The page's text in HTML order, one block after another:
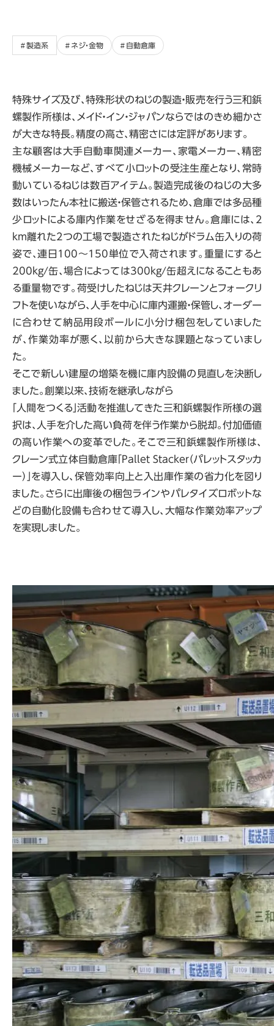
製造系 ネジ・金物 自動倉庫
特殊サイズ及び、特殊形状のねじの製造・販売を行う三和鋲
螺製作所様は、メイド・イン・ジャパンならではのきめ細かさ
が大きな特長。精度の高さ、精密さには定評があります。
主な顧客は大手自動車関連メーカー、家電メーカー、精密
機械メーカーなど、すべて小ロットの受注生産となり、常時
動いているねじは数百アイテム。製造完成後のねじの大多
数はいったん本社に搬送・保管されるため、倉庫では多品種
少ロットによる庫内作業をせざるを得ません。倉庫には、２
km離れた２つの工場で製造されたねじがドラム缶入りの荷
姿で、連日100～150単位で入荷されます。重量にすると
200kg/缶、場合によっては300kg/缶超えになることもあ
る重量物です。荷受けしたねじは天井クレーンとフォークリ
フトを使いながら、人手を中心に庫内運搬・保管し、オーダー
に合わせて納品用段ボールに小分け梱包をしていました
が、作業効率が悪く、以前から大きな課題となっていまし
た。
そこで新しい建屋の増築を機に庫内設備の見直しを決断し
ました。創業以来、技術を継承しながら
「人間をつくる」活動を推進してきた三和鋲螺製作所様の選
択は、人手を介した高い負荷を伴う作業から脱却。付加価値
の高い作業への変革でした。そこで三和鋲螺製作所様は、
クレーン式立体自動倉庫「Pallet Stacker（パレットスタッカ
ー）」を導入し、保管効率向上と入出庫作業の省力化を図り
ました。さらに出庫後の梱包ラインやパレタイズロボットな
どの自動化設備も合わせて導入し、大幅な作業効率アップ
を実現しました。